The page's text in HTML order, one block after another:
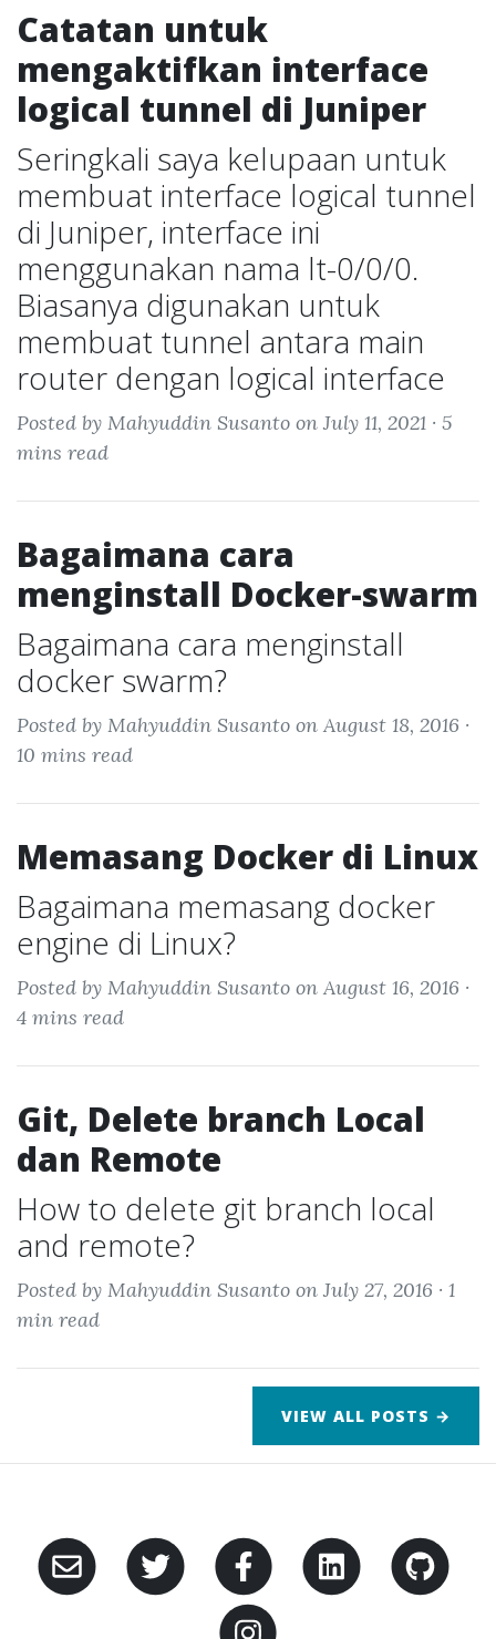
Catatan untuk
mengaktifkan interface
logical tunnel di Juniper
Seringkali saya kelupaan untuk
membuat interface logical tunnel
di Juniper, interface ini
menggunakan nama lt-0/0/0.
Biasanya digunakan untuk
membuat tunnel antara main
router dengan logical interface
Posted by Mahyuddin Susanto on July 11, 2021 · 5
mins read
Bagaimana cara
menginstall Docker-swarm
Bagaimana cara menginstall
docker swarm?
Posted by Mahyuddin Susanto on August 18, 2016 ·
10 mins read
Memasang Docker di Linux
Bagaimana memasang docker
engine di Linux?
Posted by Mahyuddin Susanto on August 16, 2016 ·
4 mins read
Git, Delete branch Local
dan Remote
How to delete git branch local
and remote?
Posted by Mahyuddin Susanto on July 27, 2016 · 1
min read
VIEW ALL POSTS →